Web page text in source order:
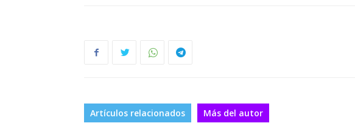
Artículos relacionados Más del autor